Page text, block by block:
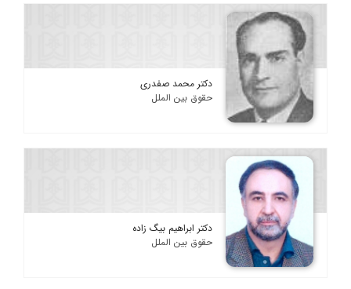
دکتر محمد صفدری
حقوق بین الملل
دکتر ابراهیم بیگ زاده
حقوق بین الملل